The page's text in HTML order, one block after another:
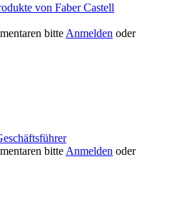
von Faber Castell
bitte Anmelden oder
bitte Anmelden oder